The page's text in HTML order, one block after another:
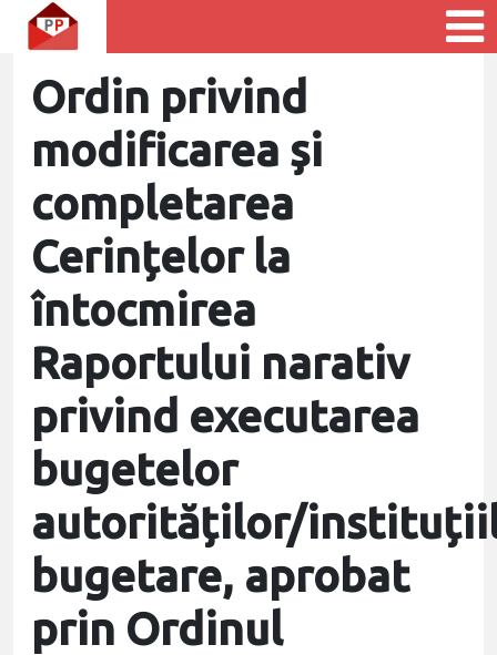
Ordin privind
modificarea și
completarea
Cerințelor la
întocmirea
Raportului narativ
privind executarea
bugetelor
autorităților/
bugetare, aprobat
prin Ordinul